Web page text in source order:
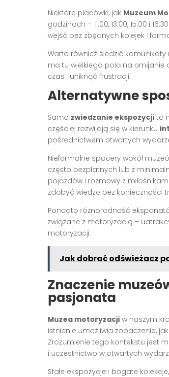
Niektóre placówki, jak Muzeum
godzinach – 11:00, 13:00, 15:00 i
wejść bez zbędnych kolejek i
Warto również śledzić
ma tu wielkiego pola na omijanie
czas i uniknąć frustracji.
Alternatywne
Samo zwiedzanie ekspozycji to
częściej rozwijają się w kierunku
pośrednictwem otwartych
Nieformalne spacery wokół
często bezpłatnych lub z
pojazdów i rozmowy z
zdobyć wiedzę bez konieczności
Ponadto różnorodność
związane z motoryzacją –
motoryzacji.
Jak dobrać odświeżacz
Znaczenie
pasjonata
Muzea motoryzacji w naszym
istnienie umożliwia zobaczenie,
Zrozumienie tego kontekstu jest
i uczestnictwo w otwartych
Stałe ekspozycje i bogate